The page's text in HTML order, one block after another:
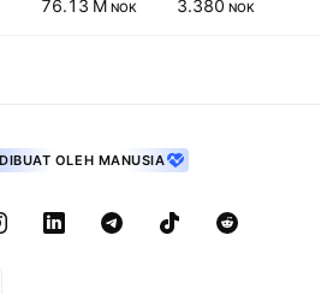
76.13 M NOK 3.380 NOK
DIBUAT OLEH MANUSIA